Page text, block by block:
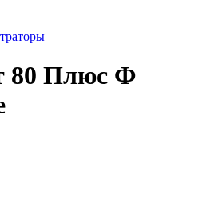
80 Плюс Ф